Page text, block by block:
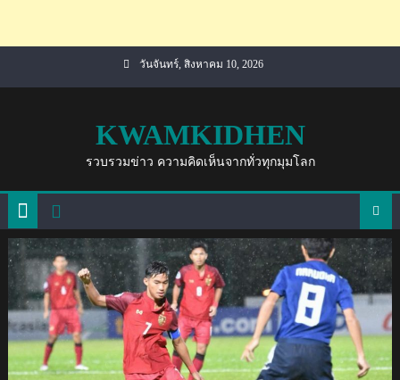
วันจันทร์, สิงหาคม 10, 2026
KWAMKIDHEN
รวบรวมข่าว ความคิดเห็นจากทั่วทุกมุมโลก